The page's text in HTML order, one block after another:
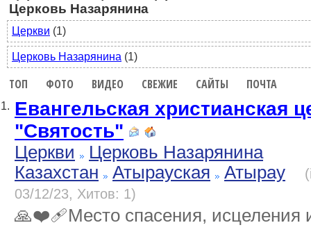
Церковь Назарянина
Церкви (1)
Церковь Назарянина (1)
ТОП ФОТО ВИДЕО СВЕЖИЕ САЙТЫ ПОЧТА
1. Евангельская христианская
"Святость"
Церкви
Церковь Назарянина
Казахстан
Атырауская Атырау
03/12/23, Хитов: 1)
🙏❤️‍🩹Место спасения, исцеления